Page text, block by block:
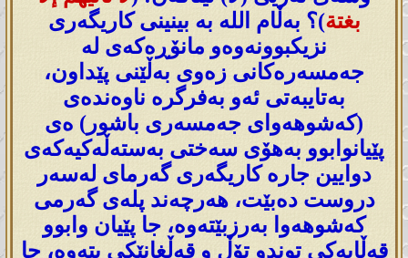
بغتة)؟ بەڵام اللە بە بینینی کاریگەری
نزیکبوونەوەو مانۆڕەکەی لە
جەمسەرەکانی زەوی بەڵێنی پێداون،
بەتایبەتی ئەو بەفرگرە ناوەندەی
(کەشوهەوای جەمسەری باشور) ەی
پێیانوابوو بەهۆی سەختی بەستەڵەکیەکەی
دوایین جارە کاریگەری گەرمای لەسەر
دروست دەبێت، هەرچەند پلەی گەرمی
کەشوهەوا بەرزبێتەوە، جا پێیان وابوو
قەڵایەکی توندو تۆڵ و قەڵغانێکی پتەوە، جا